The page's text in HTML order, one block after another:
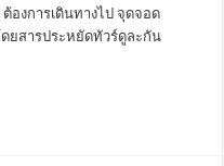
องการเดินทางไป จุดจอด
ยสารประหยัดทัวร์ดูละกัน